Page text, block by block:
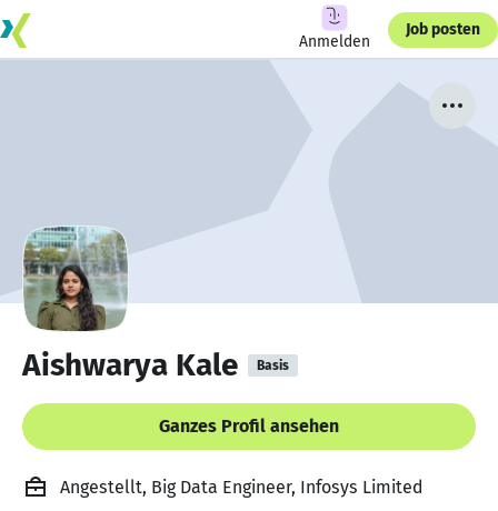
Anmelden
Job posten
Aishwarya Kale Basis
Ganzes Profil ansehen
Angestellt, Big Data Engineer, Infosys Limited